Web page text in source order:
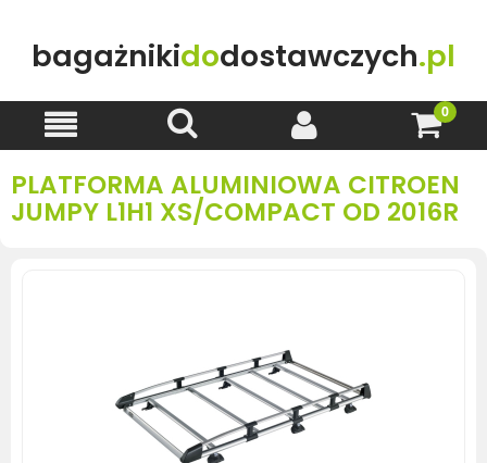
bagażnikidodostawczych.pl
PLATFORMA ALUMINIOWA CITROEN
JUMPY L1H1 XS/COMPACT OD 2016R